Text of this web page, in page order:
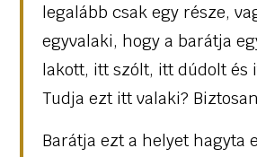
legalább csak egy része,
egyvalaki, hogy a barátja
lakott, itt szólt, itt dúdolt és
Tudja ezt itt valaki?
Barátja ezt a helyet hagyta